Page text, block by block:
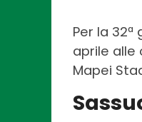
Per la
aprile alle
Mapei